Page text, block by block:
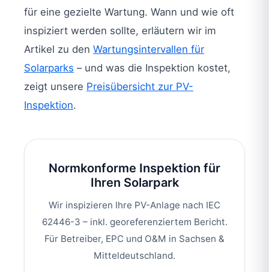
für eine gezielte Wartung. Wann und wie oft
inspiziert werden sollte, erläutern wir im
Artikel zu den Wartungsintervallen für
Solarparks – und was die Inspektion kostet,
zeigt unsere Preisübersicht zur PV-
Inspektion.
Normkonforme Inspektion für
Ihren Solarpark
Wir inspizieren Ihre PV-Anlage nach IEC
62446-3 – inkl. georeferenziertem Bericht.
Für Betreiber, EPC und O&M in Sachsen &
Mitteldeutschland.